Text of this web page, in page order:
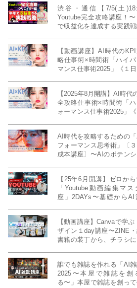
渋谷・通信【7/5(土
Youtube完全攻略講座！〜
で収益化を達成する実践戦
発信力養成ラボNEO》
【動画講座】AI時代の
略仕事術×時間術「ハイ
マンス仕事術2025」《１日
【2025年8月開講】AI時代
全攻略仕事術×時間術「
ォーマンス仕事術2025」
AI時代を攻略するための
フォーマンス思考術」〔
成本講座〕〜AIのポテンシ
【25年6月開講】ゼロから
「Youtube動画編集マス
座」2DAYs〜基礎からAI
【動画講座】Canvaで学
ザイン１day講座〜ZINE・
書籍の装丁から、チラシに
誰でも雑誌を作れる「AI
2025〜本屋で雑誌を創
る〜」本屋で雑誌を創っ